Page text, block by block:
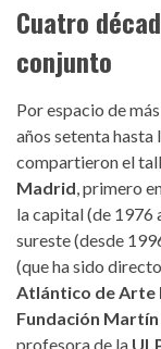
Cuatro
conjunto
Por espacio de
años setenta hasta
compartieron el
Madrid, primero
la capital (de 1976
sureste (desde
(que ha sido
Atlántico de Arte
Fundación
profesora de la